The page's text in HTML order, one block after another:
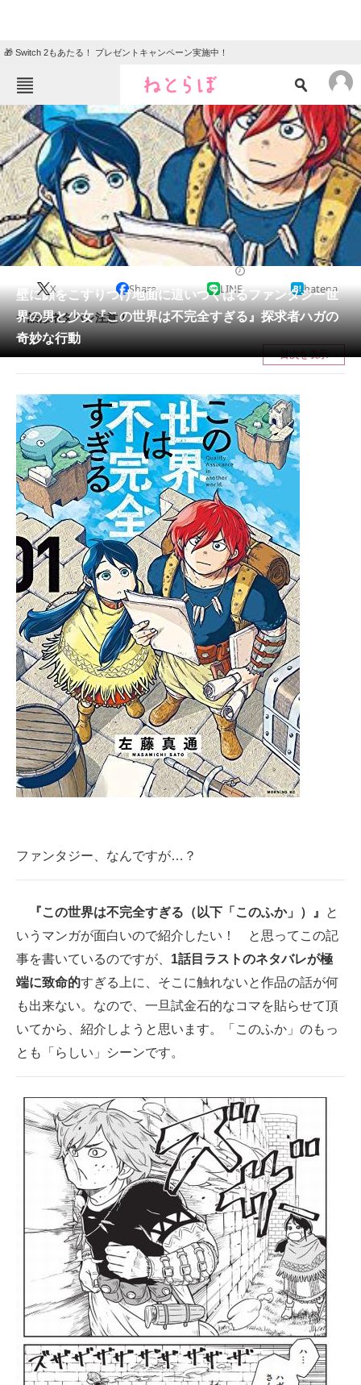
🎁 Switch 2もあたる！ プレゼントキャンペーン実施中！
ねとらぼメニュー
TOP ニュース
エンタメ クイズ
グルメ 地域
住まい 教育・育児
動物 リサーチ
会員記事
メディア
注目記事を集めた総合ページ
ITの今と未来を見通す
スマホと通信の最新トレンド
進化するPCとデバイスの未来
好きが集まる 比べて選べる
ビジネスと働き方のヒント
AI活用のいまが分かる
企業ITのトレンドを詳説
経営リーダーのコミュニティ
マーケ×ITの今がよく分かる
ITエンジニア向け専門サイト
企業向けIT製品の総合サイト
IT製品の技術・比較・事例
エレクトロニクス専門サイト
電子設計の基本と応用
エネルギーの専門メディア
建設×テクノロジーの最前線
壁に顔をこすりつけ地面に這いつくばるファンタジー世
界の男と少女『この世界は不完全すぎる』探求者ハガの
奇妙な行動
X Share LINE hatena
一話はネタバレ注意！
目次を表示
ファンタジー、なんですが…？
『この世界は不完全すぎる（以下「このふか」）』
と
いうマンガが面白いので紹介したい！ と思ってこの記
事を書いているのですが、 1話目ラストのネタバレが極
端に致命的すぎる上に、そこに触れないと作品の話が何
も出来ない。なので、一旦試金石的なコマを貼らせて頂
いてから、紹介しようと思います。「このふか」のもっ
とも「らしい」シーンです。